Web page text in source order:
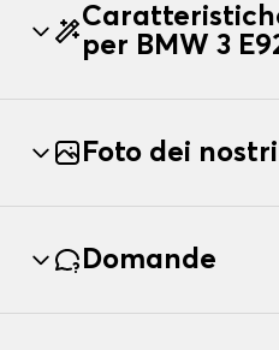
per BMW 3
Foto dei
Domande